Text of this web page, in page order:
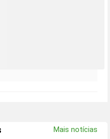
Mais notícias